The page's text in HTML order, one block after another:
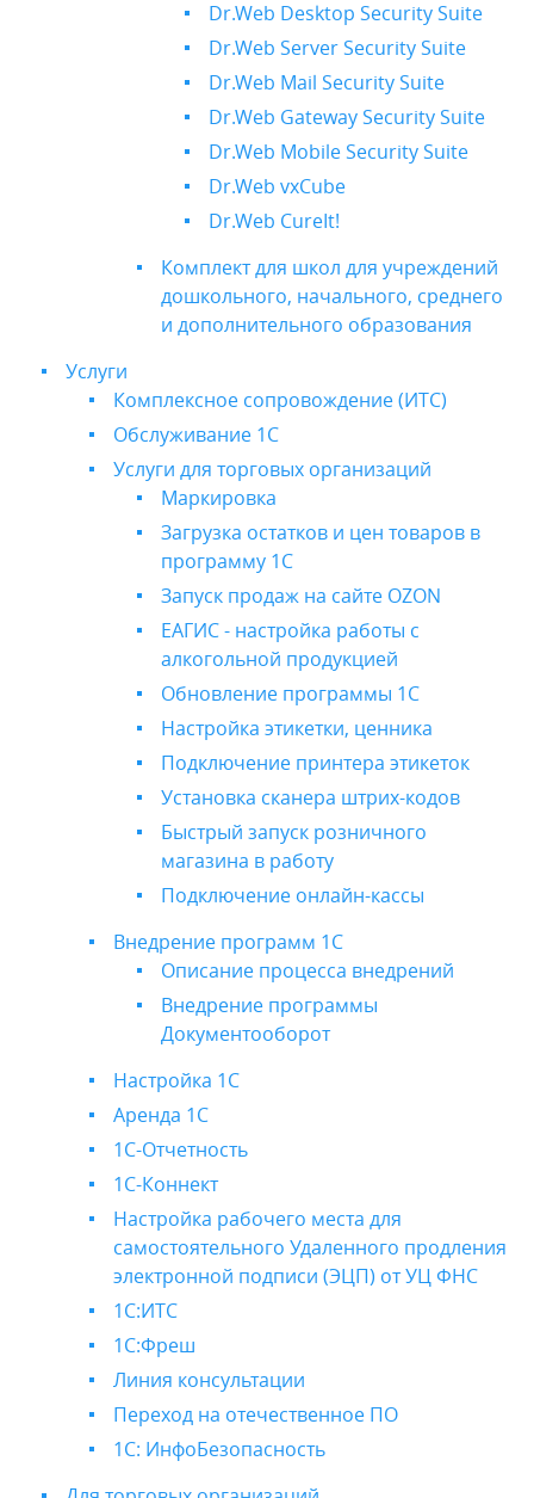
Dr.Web Desktop Security Suite
Dr.Web Server Security Suite
Dr.Web Mail Security Suite
Dr.Web Gateway Security Suite
Dr.Web Mobile Security Suite
Dr.Web vxCube
Dr.Web CureIt!
Комплект для школ для учреждений
дошкольного, начального, среднего
и дополнительного образования
Услуги
Комплексное сопровождение (ИТС)
Обслуживание 1С
Услуги для торговых организаций
Маркировка
Загрузка остатков и цен товаров в
программу 1С
Запуск продаж на сайте OZON
ЕАГИС - настройка работы с
алкогольной продукцией
Обновление программы 1С
Настройка этикетки, ценника
Подключение принтера этикеток
Установка сканера штрих-кодов
Быстрый запуск розничного
магазина в работу
Подключение онлайн-кассы
Внедрение программ 1С
Описание процесса внедрений
Внедрение программы
Документооборот
Настройка 1С
Аренда 1С
1C-Отчетность
1С-Коннект
Настройка рабочего места для
самостоятельного Удаленного продления
электронной подписи (ЭЦП) от УЦ ФНС
1С:ИТС
1С:Фреш
Линия консультации
Переход на отечественное ПО
1С: ИнфоБезопасность